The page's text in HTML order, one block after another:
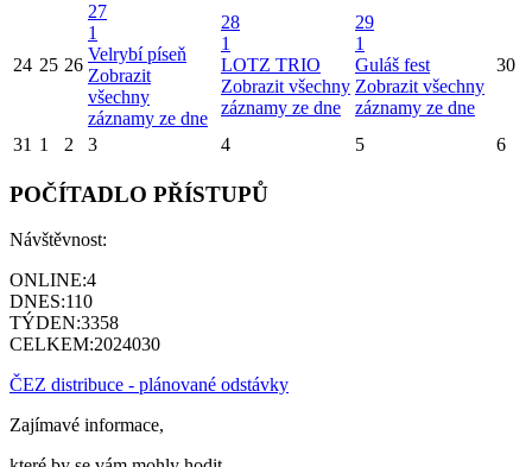
24 25 26
27
1
Velrybí píseň
Zobrazit
všechny
záznamy ze dne
28
1
LOTZ TRIO
Zobrazit všechny
záznamy ze dne
29
1
Guláš fest
Zobrazit všechny
záznamy ze dne
30
31 1 2 3 4 5 6
POČÍTADLO PŘÍSTUPŮ
Návštěvnost:
ONLINE:4
DNES:110
TÝDEN:3358
CELKEM:2024030
ČEZ distribuce - plánované odstávky
Zajímavé informace,